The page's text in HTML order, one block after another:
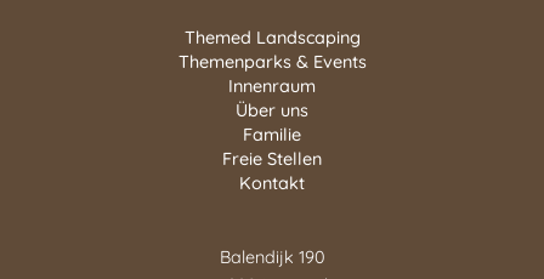
Themed Landscaping
Themenparks & Events
Innenraum
Über uns
Familie
Freie Stellen
Kontakt
Balendijk 190